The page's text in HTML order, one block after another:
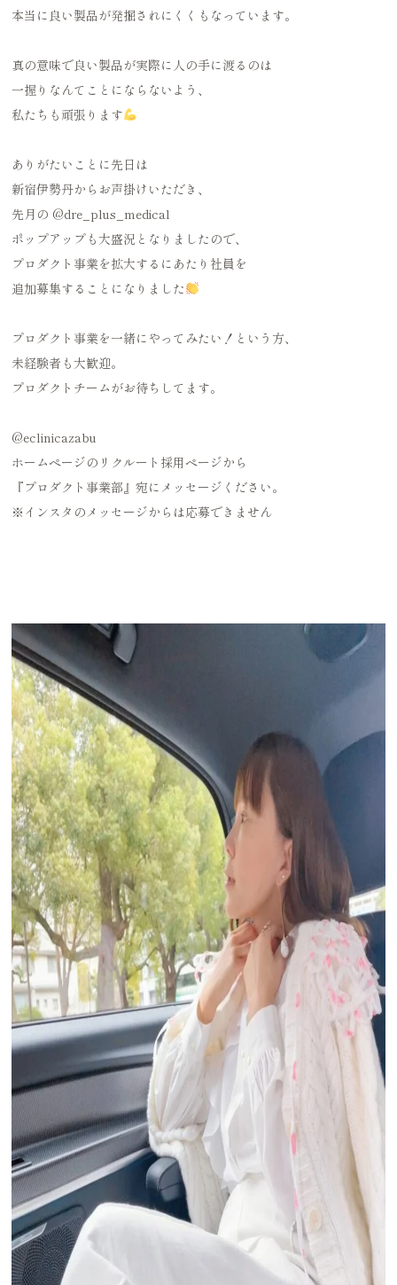
本当に良い製品が発掘されにくくもなっています。
真の意味で良い製品が実際に人の手に渡るのは
一握りなんてことにならないよう、
私たちも頑張ります
ありがたいことに先日は
新宿伊勢丹からお声掛けいただき、
先月の @dre_plus_medical
ポップアップも大盛況となりましたので、
プロダクト事業を拡大するにあたり社員を
追加募集することになりました
プロダクト事業を一緒にやってみたい！という方、
未経験者も大歓迎。
プロダクトチームがお待ちしてます。
@eclinicazabu
ホームページのリクルート採用ページから
『プロダクト事業部』宛にメッセージください。
※インスタのメッセージからは応募できません